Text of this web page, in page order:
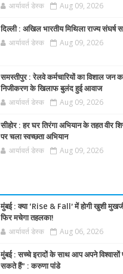
आर्यावर्त डेस्क Aug 09, 2026
दिल्ली : अखिल भारतीय मिथिला राज्य संघर्ष
आर्यावर्त डेस्क Aug 09, 2026
समस्तीपुर : रेलवे कर्मचारियों का विशाल जन
निजीकरण के खिलाफ बुलंद हुई आवाज
आर्यावर्त डेस्क Aug 09, 2026
सीहोर : हर घर तिरंगा अभियान के तहत वीर
पर चला स्वच्छता अभियान
आर्यावर्त डेस्क Aug 09, 2026
मुंबई : क्या ‘Rise & Fall’ में होगी खुशी
फिर मचेगा तहलका!
आर्यावर्त डेस्क Aug 06, 2026
मुंबई : सच्चे इरादों के साथ आप अपने विश्वासों
सकते हैं” : करुणा पांडे